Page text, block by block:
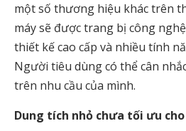
một số thương hiệu khác trên
máy sẽ được trang bị công
thiết kế cao cấp và nhiều tính
Người tiêu dùng có thể cân
trên nhu cầu của mình.
Dung tích nhỏ chưa tối ưu